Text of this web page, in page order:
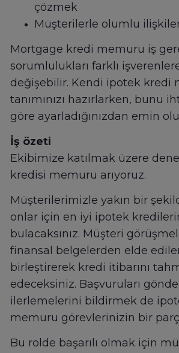
çözmek
Müşterilerle olumlu
Mortgage kredi memuru iş
sorumlulukları farklı
değişebilir. Kendi ipotek kredi
tanımınızı hazırlarken, bunu
göre ayarladığınızdan emin
İş özeti
Ekibimize katılmak üzere
kredisi memuru arıyoruz.
Müşterilerimizle yakın bir
onlar için en iyi ipotek
bulacaksınız. Müşteri
finansal belgelerden elde
birleştirerek kredi itibarını
edeceksiniz. Başvuruları
ilerlemelerini bildirmek de
memuru görevlerinizin bir
Bu rolde başarılı olmak için